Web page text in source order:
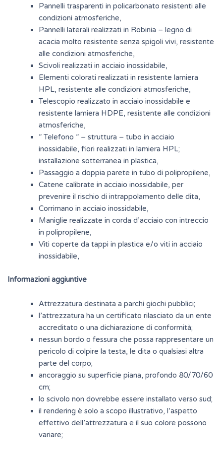
Pannelli trasparenti in policarbonato resistenti alle
condizioni atmosferiche,
Pannelli laterali realizzati in Robinia – legno di
acacia molto resistente senza spigoli vivi, resistente
alle condizioni atmosferiche,
Scivoli realizzati in acciaio inossidabile,
Elementi colorati realizzati in resistente lamiera
HPL, resistente alle condizioni atmosferiche,
Telescopio realizzato in acciaio inossidabile e
resistente lamiera HDPE, resistente alle condizioni
atmosferiche,
” Telefono ” – struttura – tubo in acciaio
inossidabile, fiori realizzati in lamiera HPL;
installazione sotterranea in plastica,
Passaggio a doppia parete in tubo di polipropilene,
Catene calibrate in acciaio inossidabile, per
prevenire il rischio di intrappolamento delle dita,
Corrimano in acciaio inossidabile,
Maniglie realizzate in corda d’acciaio con intreccio
in polipropilene,
Viti coperte da tappi in plastica e/o viti in acciaio
inossidabile,
Informazioni aggiuntive
Attrezzatura destinata a parchi giochi pubblici;
l’attrezzatura ha un certificato rilasciato da un ente
accreditato o una dichiarazione di conformità;
nessun bordo o fessura che possa rappresentare un
pericolo di colpire la testa, le dita o qualsiasi altra
parte del corpo;
ancoraggio su superficie piana, profondo 80/70/60
cm;
lo scivolo non dovrebbe essere installato verso sud;
il rendering è solo a scopo illustrativo, l’aspetto
effettivo dell’attrezzatura e il suo colore possono
variare;